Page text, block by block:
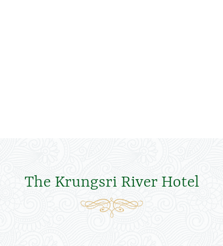
The Krungsri River Hotel